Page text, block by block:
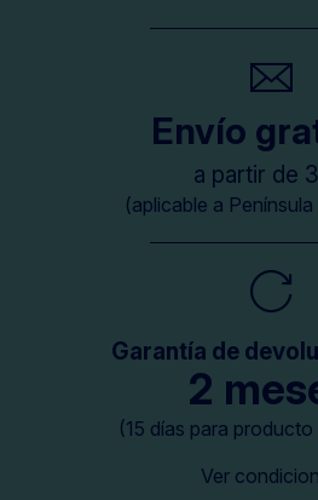
Envío
a partir de
(aplicable a
Garantía de
2
(15 días para
Ver